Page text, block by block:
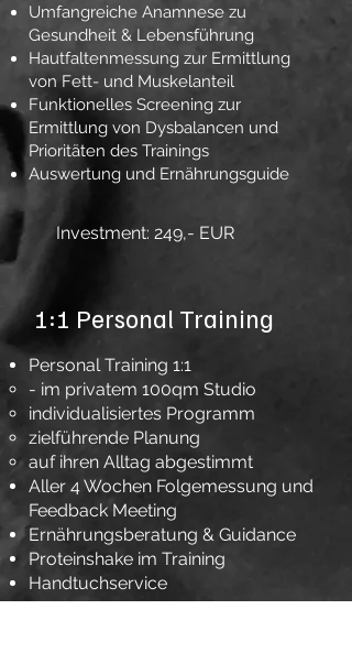
Umfangreiche Anamnese zu
Gesundheit & Lebensführung
Hautfaltenmessung zur Ermittlung
von Fett- und Muskelanteil
Funktionelles Screening zur
Ermittlung von Dysbalancen und
Prioritäten des Trainings
Auswertung und Ernährungsguide
Investment: 249,- EUR
1:1 Personal Training
Personal Training 1:1
​- im privatem 100qm Studio
individualisiertes Programm
zielführende Planung
auf ihren Alltag abgestimmt
Aller 4 Wochen Folgemessung und
Feedback Meeting
Ernährungsberatung & Guidance
Proteinshake im Training
Handtuchservice